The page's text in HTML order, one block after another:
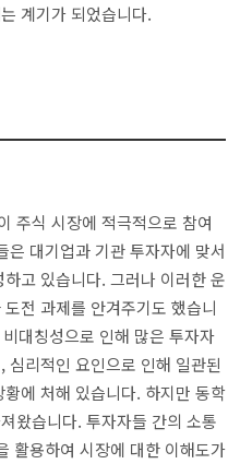
계기가 되었습니다.
주식 시장에 적극적으로 참여
은 대기업과 기관 투자자에 맞서
고 있습니다. 그러나 이러한 운
전 과제를 안겨주기도 했습니
대칭성으로 인해 많은 투자자
리적인 요인으로 인해 일관된
에 처해 있습니다. 하지만 동학
왔습니다. 투자자들 간의 소통
활용하여 시장에 대한 이해도가